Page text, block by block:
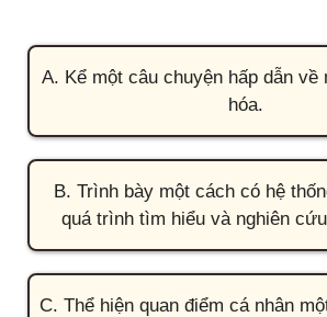
A. Kể một câu chuyện hấp dẫn về
hóa.
B. Trình bày một cách có hệ
quá trình tìm hiểu và nghiên
C. Thể hiện quan điểm cá nhân